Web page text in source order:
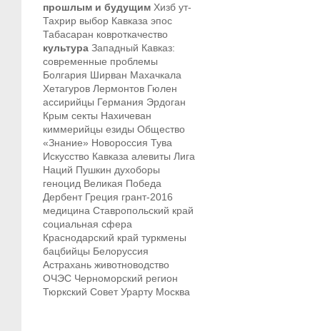
прошлым и будущим Хизб ут-
Тахрир выбор Кавказа эпос
Табасаран ковроткачество
культура Западный Кавказ:
современные проблемы
Болгария Ширван Махачкала
Хетагуров Лермонтов Гюлен
ассирийцы Германия Эрдоган
Крым секты Нахичеван
киммерийцы езиды Общество
«Знание» Новороссия Тува
Искусство Кавказа алевиты Лига
Наций Пушкин духоборы
геноцид Великая Победа
Дербент Греция грант-2016
медицина Ставропольский край
социальная сфера
Краснодарский край туркмены
бацбийцы Белоруссия
Астрахань животноводство
ОЧЭС Черноморский регион
Тюркский Совет Урарту Москва